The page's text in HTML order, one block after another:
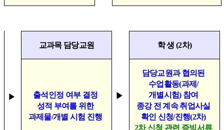
교과목 담당교원 학 생 (2차)
▶
출석인정 여부 결정
성적 부여를 위한
과제물/개별 시험 진행
▶
담당교원과 협의된
수업활동(과제/
개별시험) 참여
종강 전 계속 취업사실
확인 신청/진행(2차)
2차 신청 관련 증빙서류